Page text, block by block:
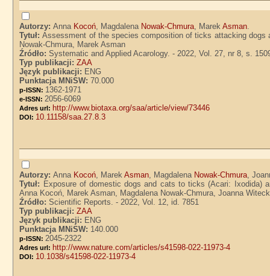
Autorzy:Anna Kocoń, Magdalena Nowak-Chmura, MarekAsman.
Tytuł:Assessment of the species composition of ticks attacking dogs
Nowak-Chmura, Marek Asman
Źródło:Systematic and Applied Acarology. - 2022, Vol. 27, nr 8, s.
Typ publikacji:ZAA
Język publikacji: ENG
Punktacja MNiSW:70.000
p-ISSN: 1362-1971
e-ISSN: 2056-6069
Adres url: http://www.biotaxa.org/saa/article/view/73446
DOI: 10.11158/saa.27.8.3
Autorzy:Anna Kocoń, MarekAsman, Magdalena Nowak-Chmura,
Tytuł: Exposure of domestic dogs and cats to ticks (Acari: Ixodida)
Anna Kocoń, Marek Asman, Magdalena Nowak-Chmura, Joanna
Źródło:Scientific Reports. - 2022, Vol. 12, id. 7851
Typ publikacji:ZAA
Język publikacji: ENG
Punktacja MNiSW: 140.000
p-ISSN: 2045-2322
Adres url: http://www.nature.com/articles/s41598-022-11973-4
DOI: 10.1038/s41598-022-11973-4